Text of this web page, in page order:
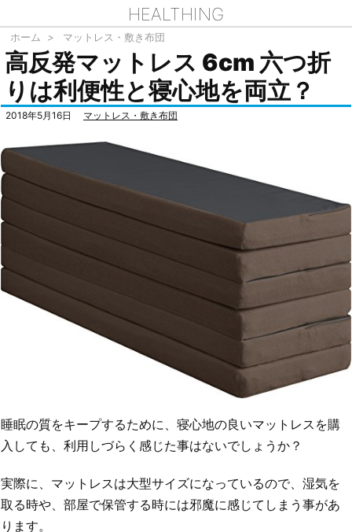
HEALTHING
ホーム > マットレス・敷き布団
高反発マットレス 6cm 六つ折
りは利便性と寝心地を両立？
2018年5月16日 マットレス・敷き布団
睡眠の質をキープするために、寝心地の良いマットレスを購
入しても、利用しづらく感じた事はないでしょうか？
実際に、マットレスは大型サイズになっているので、湿気を
取る時や、部屋で保管する時には邪魔に感じてしまう事があ
ります。